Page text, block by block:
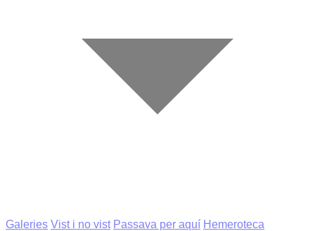
Galeries Vist i no vist Passava per aquí Hemeroteca